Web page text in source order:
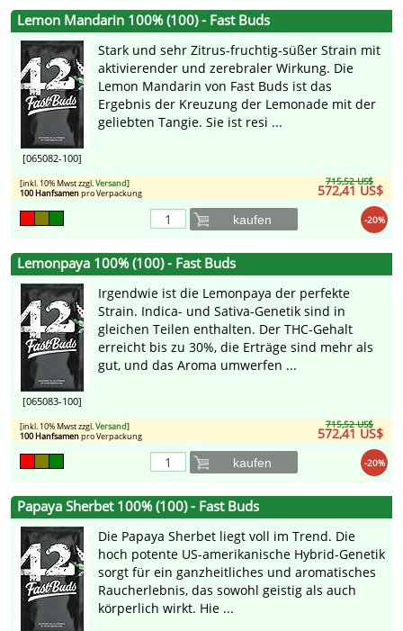
Lemon Mandarin 100% (100) - Fast Buds
[065082-100]
Stark und sehr Zitrus-fruchtig-süßer Strain mit
aktivierender und zerebraler Wirkung. Die
Lemon Mandarin von Fast Buds ist das
Ergebnis der Kreuzung der Lemonade mit der
geliebten Tangie. Sie ist resi ...
715,52 US$
572,41 US$
[inkl. 10% Mwst zzgl.Versand]
100 Hanfsamenpro Verpackung
-20%
kaufen
Lemonpaya 100% (100) - Fast Buds
[065083-100]
Irgendwie ist die Lemonpaya der perfekte
Strain. Indica- und Sativa-Genetik sind in
gleichen Teilen enthalten. Der THC-Gehalt
erreicht bis zu 30%, die Erträge sind mehr als
gut, und das Aroma umwerfen ...
715,52 US$
572,41 US$
[inkl. 10% Mwst zzgl.Versand]
100 Hanfsamenpro Verpackung
-20%
kaufen
Papaya Sherbet 100% (100) - Fast Buds
Die Papaya Sherbet liegt voll im Trend. Die
hoch potente US-amerikanische Hybrid-Genetik
sorgt für ein ganzheitliches und aromatisches
Raucherlebnis, das sowohl geistig als auch
körperlich wirkt. Hie ...